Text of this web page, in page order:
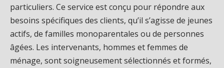
particuliers. Ce service est conçu pour répondre aux
besoins spécifiques des clients, qu’il s’agisse de jeunes
actifs, de familles monoparentales ou de personnes
âgées. Les intervenants, hommes et femmes de
ménage, sont soigneusement sélectionnés et formés,